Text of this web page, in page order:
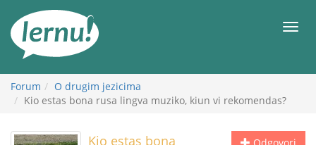
Meni
Forum
O drugim jezicima
Kio estas bona rusa lingva muziko, kiun vi rekomendas?
Kio estas bona